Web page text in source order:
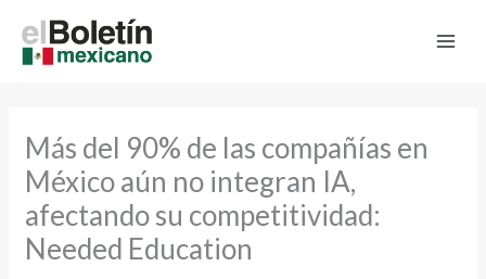
contenido
Más del 90% de las compañías en
México aún no integran IA,
afectando su competitividad:
Needed Education